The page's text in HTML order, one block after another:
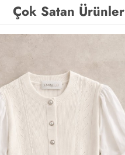
Çok Satan Ürünler